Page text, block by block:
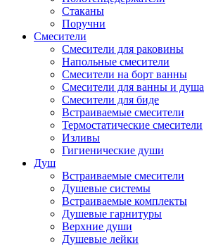
Стаканы
Поручни
Смесители
Смесители для раковины
Напольные смесители
Смесители на борт ванны
Смесители для ванны и душа
Смесители для биде
Встраиваемые смесители
Термостатические смесители
Изливы
Гигиенические души
Душ
Встраиваемые смесители
Душевые системы
Встраиваемые комплекты
Душевые гарнитуры
Верхние души
Душевые лейки